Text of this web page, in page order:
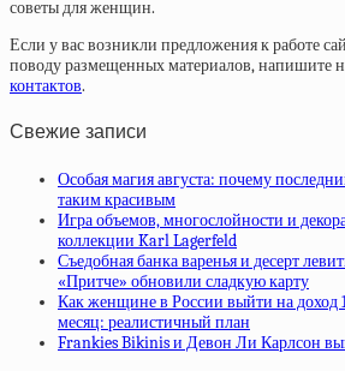
советы для женщин.
Если у вас возникли предложения к работе
поводу размещенных материалов, напишите
контактов.
Свежие записи
Особая магия августа: почему
таким красивым
Игра объемов, многослойности и
коллекции Karl Lagerfeld
Съедобная банка варенья и десерт
«Притче» обновили сладкую карту
Как женщине в России выйти на доход
месяц: реалистичный план
Frankies Bikinis и Девон Ли Карлсон